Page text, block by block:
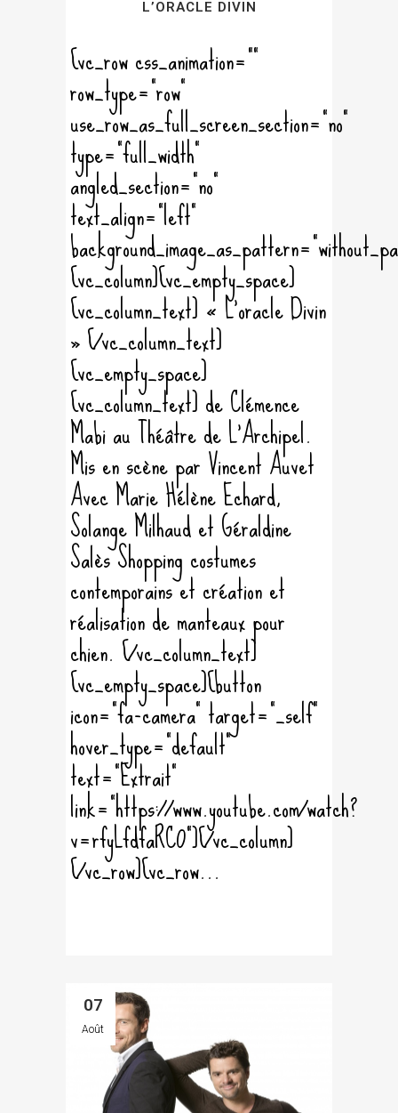
L’ORACLE DIVIN
[vc_row css_animation=""
row_type="row"
use_row_as_full_screen_section="no"
type="full_width"
angled_section="no"
text_align="left"
[vc_column][vc_empty_space]
[vc_column_text] « L'oracle Divin
» [/vc_column_text]
[vc_empty_space]
[vc_column_text] de Clémence
Mabi au Théâtre de L'Archipel.
Mis en scène par Vincent Auvet
Avec Marie Hélène Echard,
Solange Milhaud et Géraldine
Salès Shopping costumes
contemporains et création et
réalisation de manteaux pour
chien. [/vc_column_text]
[vc_empty_space][button
icon="fa-camera" target="_self"
hover_type="default"
text="Extrait"
link="https://www.youtube.com/watch?
v=rfyLfdfaRC0"][/vc_column]
[/vc_row][vc_row...
07
Août